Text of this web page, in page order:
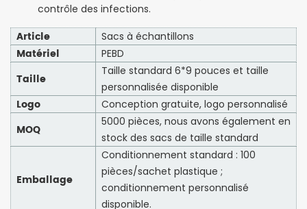
contrôle des infections.
Article Sacs à échantillons
Matériel PEBD
Taille
Taille standard 6*9 pouces et taille
personnalisée disponible
Logo Conception gratuite, logo personnalisé
MOQ
5000 pièces, nous avons également en
stock des sacs de taille standard
Emballage
Conditionnement standard : 100
pièces/sachet plastique ;
conditionnement personnalisé
disponible.